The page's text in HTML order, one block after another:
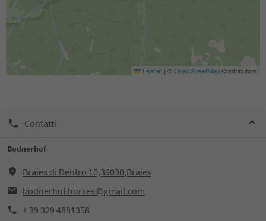
Leaflet | ©OpenStreetMapContributors
Contatti
Bodnerhof
Braies di Dentro 10,39030,Braies
bodnerhof.horses@gmail.com
+ 39 329 4881358